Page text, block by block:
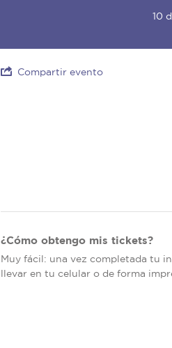
10
Compartir evento
¿Cómo obtengo mis tickets?
Muy fácil: una vez completada tu
llevar en tu celular o de forma